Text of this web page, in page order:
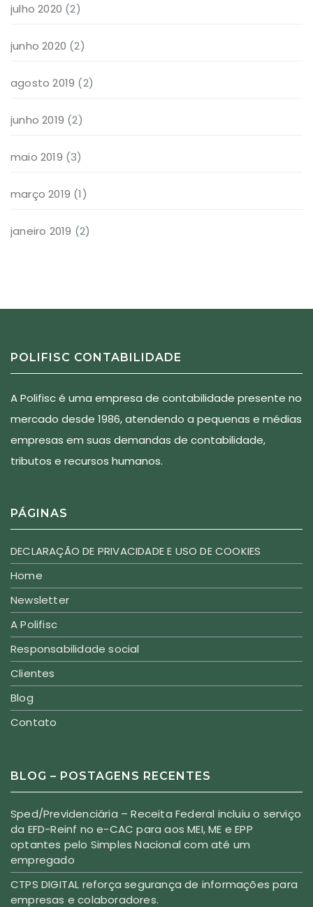
julho 2020 (2)
junho 2020 (2)
agosto 2019 (2)
junho 2019 (2)
maio 2019 (3)
março 2019 (1)
janeiro 2019 (2)
POLIFISC CONTABILIDADE
A Polifisc é uma empresa de contabilidade presente no
mercado desde 1986, atendendo a pequenas e médias
empresas em suas demandas de contabilidade,
tributos e recursos humanos.
PÁGINAS
DECLARAÇÃO DE PRIVACIDADE E USO DE COOKIES
Home
Newsletter
A Polifisc
Responsabilidade social
Clientes
Blog
Contato
BLOG – POSTAGENS RECENTES
Sped/Previdenciária – Receita Federal incluiu o serviço
da EFD-Reinf no e-CAC para aos MEI, ME e EPP
optantes pelo Simples Nacional com até um
empregado
CTPS DIGITAL reforça segurança de informações para
empresas e colaboradores.